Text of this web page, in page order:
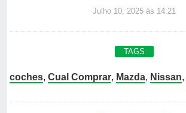
Julho 10, 2025 às 14:21
TAGS
coches, Cual Comprar, Mazda, Nissan,